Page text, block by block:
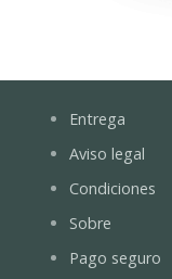
Entrega
Aviso legal
Condiciones
Sobre
Pago seguro